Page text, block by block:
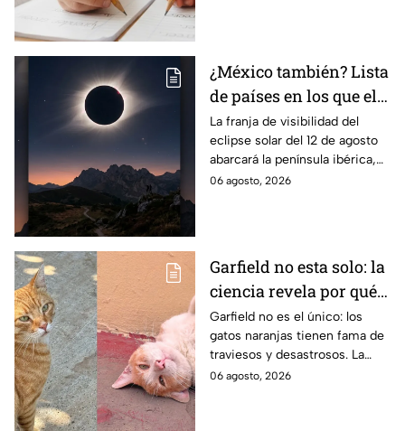
¿México también? Lista
de países en los que el
12 de agosto se verá el
eclipse solar total y en
los que será parcial
La franja de visibilidad del
eclipse solar del 12 de agosto
abarcará la península ibérica,
por lo que solo podrá
06 agosto, 2026
Garfield no esta solo: la
ciencia revela por qué
los gatos naranjas
tienen tanta fama de
hacer "desastres"
Garfield no es el único: los
gatos naranjas tienen fama de
traviesos y desastrosos. La
ciencia explica qué hay detrás
06 agosto, 2026